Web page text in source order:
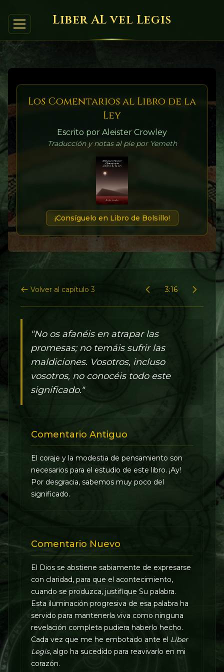
Liber AL vel Legis
Los Comentarios al Libro de la
Ley
Escrito por Aleister Crowley
Traducción y notas al pie por Yemeth
¡Consíguelo en Libro de Bolsillo!
Volver al capítulo 3 3:16
"No os afanéis en atrapar las
promesas; no temáis sufrir las
maldiciones. Vosotros, incluso
vosotros, no conocéis todo este
significado."
Comentario Antiguo
El coraje y la modestia de pensamiento son
necesarios para el estudio de este libro. ¡Ay!
Por desgracia, sabemos muy poco del
significado.
Comentario Nuevo
El Dios se abstiene sabiamente de expresarse
con claridad, para que el acontecimiento,
cuando se produzca, justifique Su palabra.
Esta iluminación progresiva de esa palabra ha
servido para mantenerla viva como ninguna
revelación completa pudiera haberlo hecho.
Cada vez que me he embotado ante el Liber
Legis, algo ha sucedido para reavivarlo en mi
corazón.